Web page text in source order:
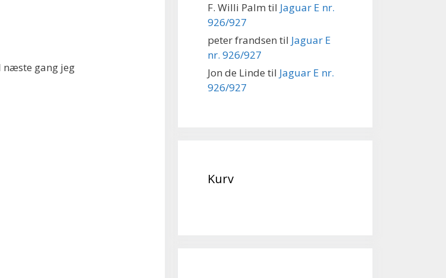
næste gang jeg
F. Willi Palm til Jaguar E nr.
926/927
peter frandsen til Jaguar E
nr. 926/927
Jon de Linde til Jaguar E nr.
926/927
Kurv